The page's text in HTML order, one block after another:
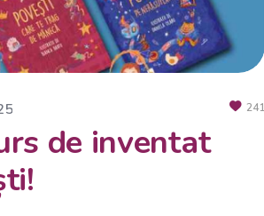
241
de inventat